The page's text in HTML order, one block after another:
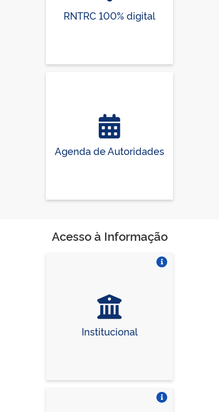
RNTRC 100% digital
Agenda de Autoridades
Acesso à Informação
Institucional